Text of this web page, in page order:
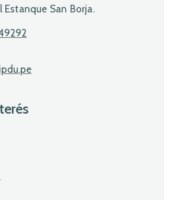
Estanque San Borja.